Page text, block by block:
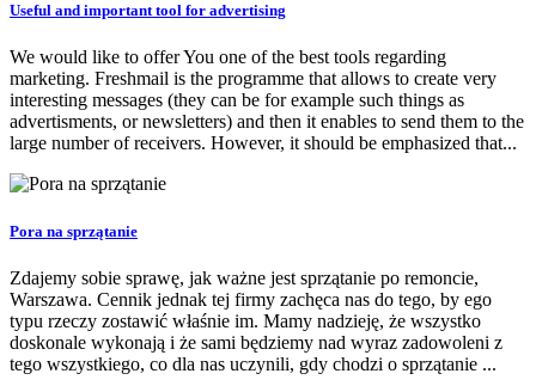
Useful and important tool for advertising
We would like to offer You one of the best tools regarding
marketing. Freshmail is the programme that allows to create very
interesting messages (they can be for example such things as
advertisments, or newsletters) and then it enables to send them to the
large number of receivers. However, it should be emphasized that...
Pora na sprzątanie
Zdajemy sobie sprawę, jak ważne jest sprzątanie po remoncie,
Warszawa. Cennik jednak tej firmy zachęca nas do tego, by ego
typu rzeczy zostawić właśnie im. Mamy nadzieję, że wszystko
doskonale wykonają i że sami będziemy nad wyraz zadowoleni z
tego wszystkiego, co dla nas uczynili, gdy chodzi o sprzątanie ...